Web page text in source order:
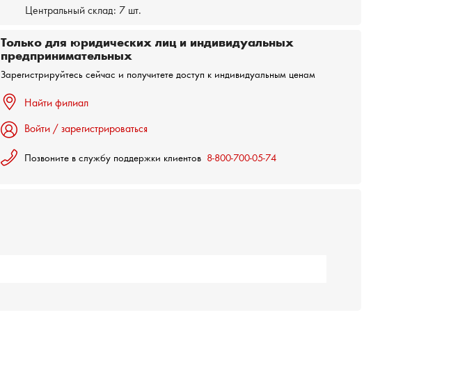
Центральный склад: 7 шт.
Только для юридических лиц и индивидуальных
предпринимательных
Зарегистрируйтесь сейчас и получитете доступ к индивидуальным ценам
Найти филиал
Войти / зарегистрироваться
Позвоните в службу поддержки клиентов 8-800-700-05-74